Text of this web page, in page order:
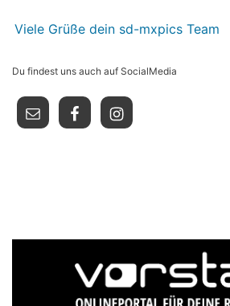
Viele Grüße dein sd-mxpics Team
Du findest uns auch auf SocialMedia